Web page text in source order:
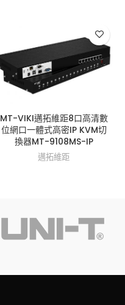
MT-VIKI邁拓維距8口高清數
位網口一體式高密IP KVM切
換器MT-9108MS-IP
邁拓維距